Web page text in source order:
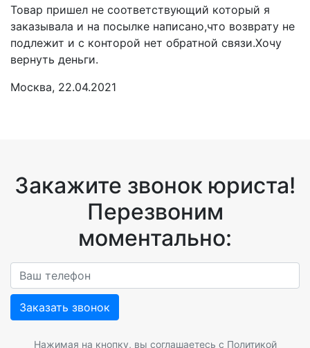
Товар пришел не соответствующий который я
заказывала и на посылке написано,что возврату не
подлежит и с конторой нет обратной связи.Хочу
вернуть деньги.
Москва, 22.04.2021
Закажите звонок юриста!
Перезвоним
моментально:
Заказать звонок
Нажимая на кнопку, вы соглашаетесь с Политикой